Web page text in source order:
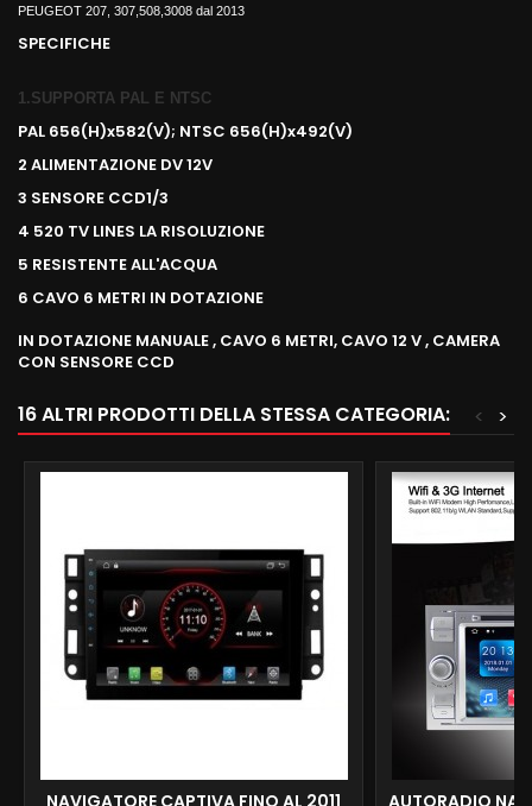
PEUGEOT 207, 307,508,3008 dal 2013
SPECIFICHE
1.SUPPORTA PAL E NTSC
PAL 656(H)x582(V); NTSC 656(H)x492(V)
2 ALIMENTAZIONE DV 12V
3 SENSORE CCD1/3
4 520 TV LINES LA RISOLUZIONE
5 RESISTENTE ALL'ACQUA
6 CAVO 6 METRI IN DOTAZIONE
IN DOTAZIONE MANUALE , CAVO 6 METRI, CAVO 12 V , CAMERA
CON SENSORE CCD
16 ALTRI PRODOTTI DELLA STESSA CATEGORIA: >
<
NAVIGATORE CAPTIVA FINO AL 2011
AUTORADIO